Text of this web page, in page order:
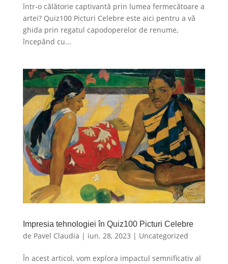
într-o călătorie captivantă prin lumea fermecătoare a
artei? Quiz100 Picturi Celebre este aici pentru a vă
ghida prin regatul capodoperelor de renume,
începând cu...
Impresia tehnologiei în Quiz100 Picturi Celebre
de Pavel Claudia | iun. 28, 2023 | Uncategorized
În acest articol, vom explora impactul semnificativ al